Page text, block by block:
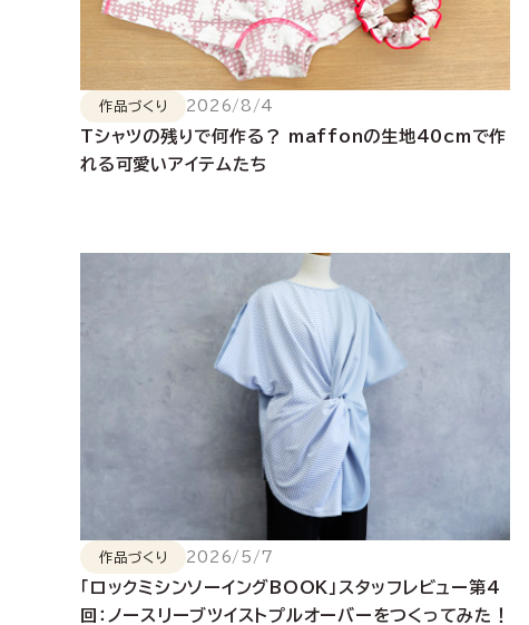
作品づくり 2026/8/4
Tシャツの残りで何作る？ maffonの生地40cmで作
れる可愛いアイテムたち
作品づくり 2026/5/7
「ロックミシンソーイングBOOK」スタッフレビュー第4
回：ノースリーブツイストプルオーバーをつくってみた！